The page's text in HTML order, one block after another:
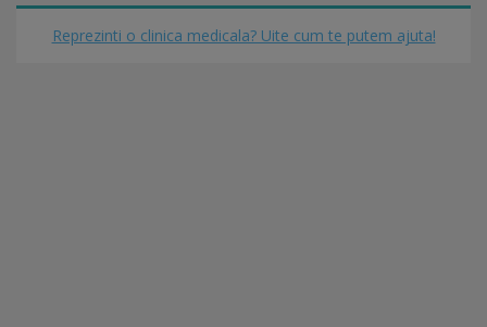
Reprezinti o clinica medicala? Uite cum te putem ajuta!